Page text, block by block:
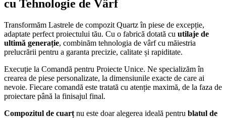
cu Tehnologie de Vârf
Transformăm Lastrele de compozit Quartz în piese de excepție,
adaptate perfect proiectului tău. Cu o fabrică dotată cu utilaje de
ultimă generație, combinăm tehnologia de vârf cu măiestria
prelucrării pentru a garanta precizie, calitate și rapiditate.
Execuție la Comandă pentru Proiecte Unice. Ne specializăm în
crearea de piese personalizate, la dimensiunile exacte de care ai
nevoie. Fiecare comandă este tratată cu atenție maximă, de la faza de
proiectare până la finisajul final.
Compozitul de cuarț nu este doar alegerea ideală pentru blatul de